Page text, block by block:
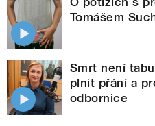
Tomášem
Smrt není
plnit přání a
odbornice